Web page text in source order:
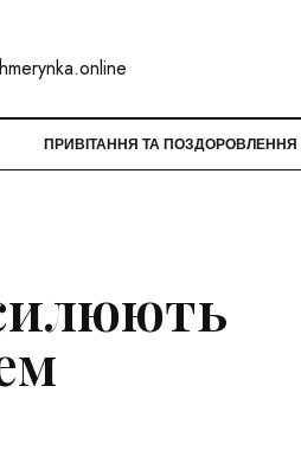
ПРИВІТАННЯ ТА ПОЗДОРОВЛЕННЯ